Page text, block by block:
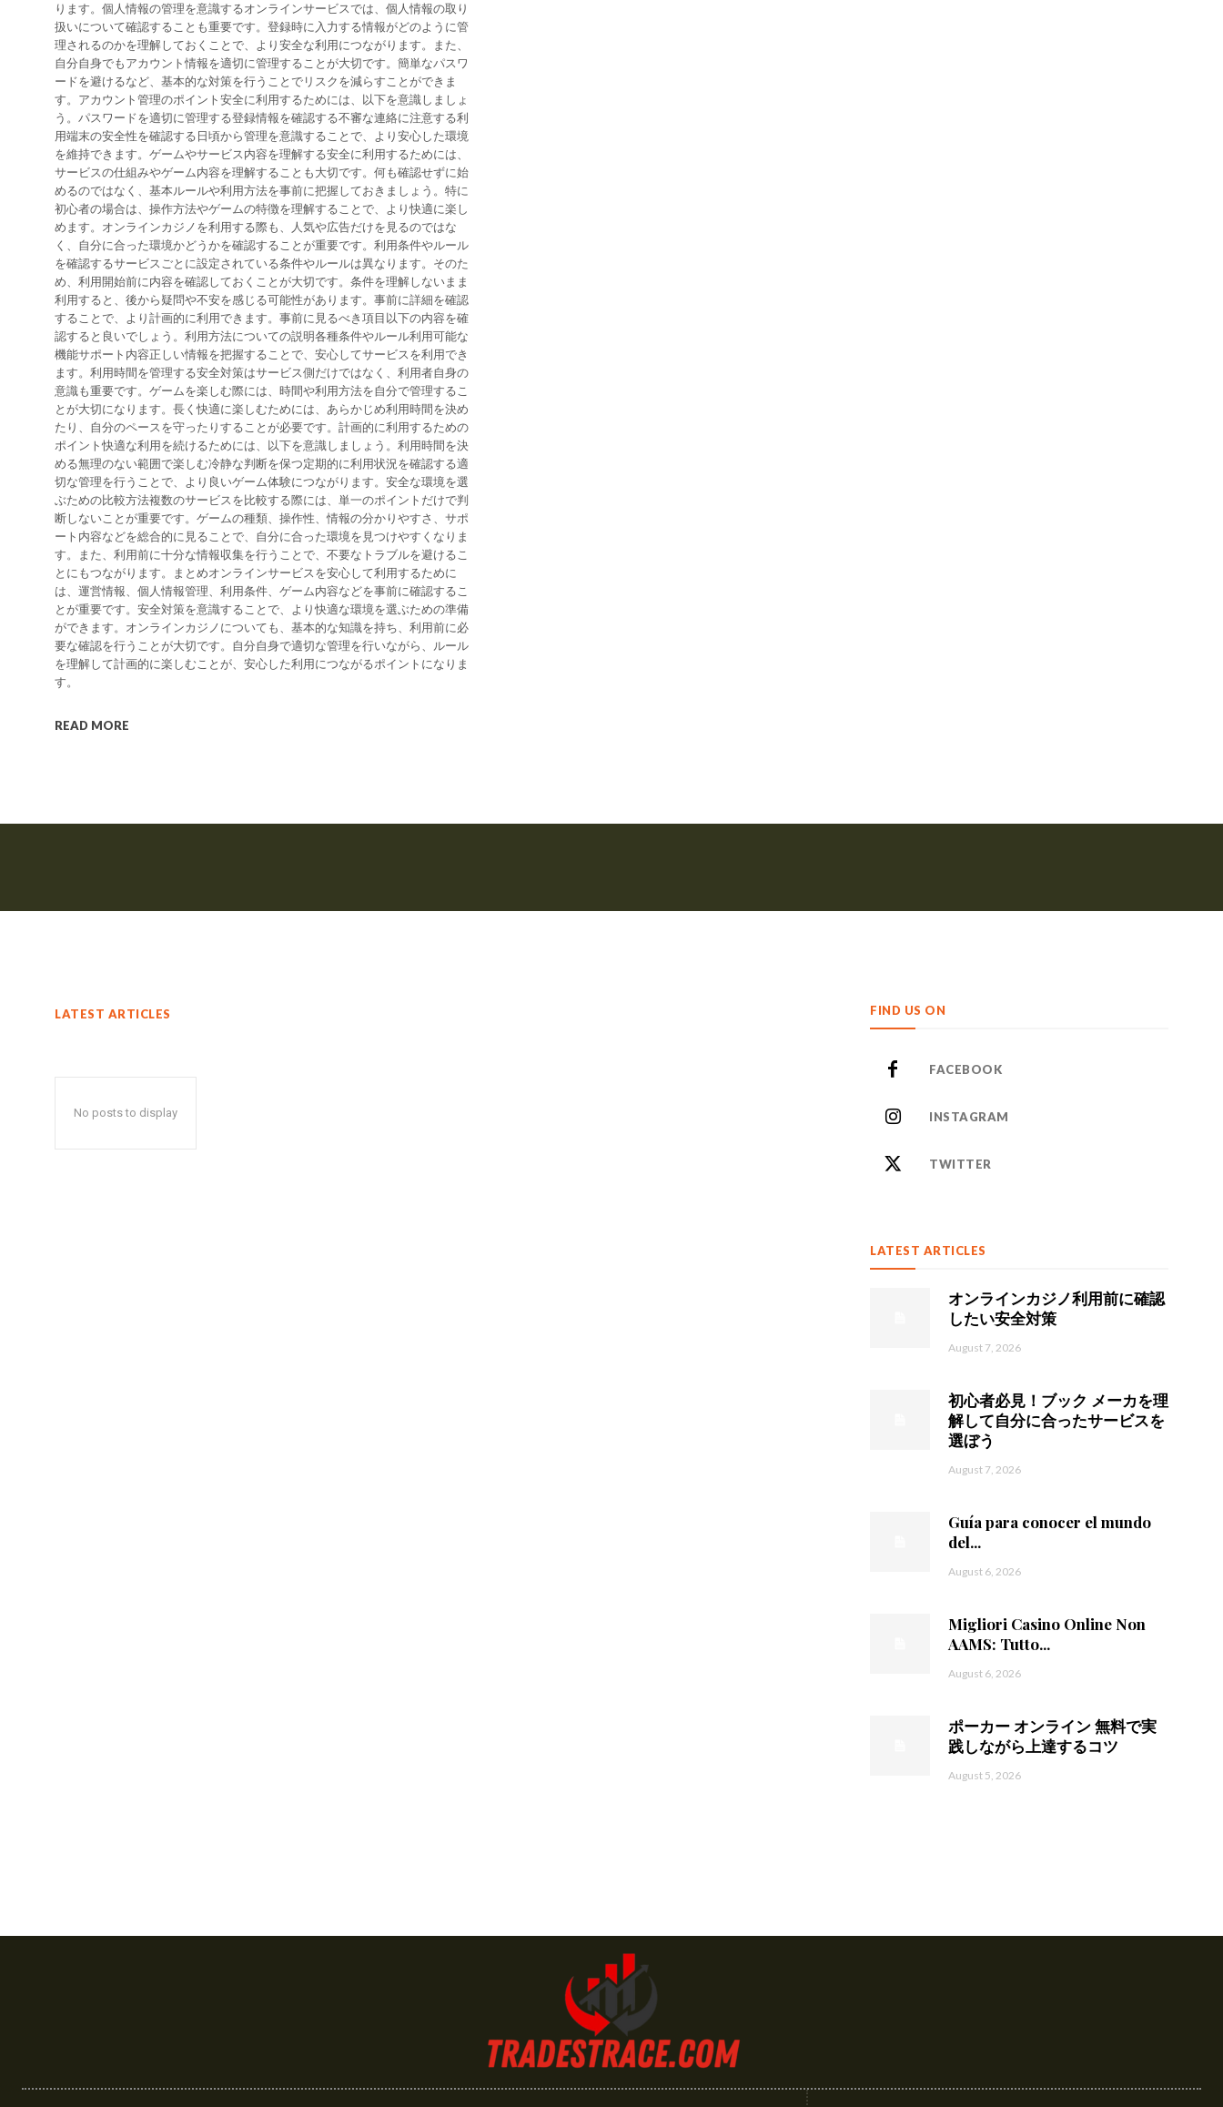
ります。個人情報の管理を意識するオンラインサービスでは、個人情報の取り
扱いについて確認することも重要です。登録時に入力する情報がどのように管
理されるのかを理解しておくことで、より安全な利用につながります。また、
自分自身でもアカウント情報を適切に管理することが大切です。簡単なパスワ
ードを避けるなど、基本的な対策を行うことでリスクを減らすことができま
す。アカウント管理のポイント安全に利用するためには、以下を意識しましょ
う。パスワードを適切に管理する登録情報を確認する不審な連絡に注意する利
用端末の安全性を確認する日頃から管理を意識することで、より安心した環境
を維持できます。ゲームやサービス内容を理解する安全に利用するためには、
サービスの仕組みやゲーム内容を理解することも大切です。何も確認せずに始
めるのではなく、基本ルールや利用方法を事前に把握しておきましょう。特に
初心者の場合は、操作方法やゲームの特徴を理解することで、より快適に楽し
めます。オンラインカジノを利用する際も、人気や広告だけを見るのではな
く、自分に合った環境かどうかを確認することが重要です。利用条件やルール
を確認するサービスごとに設定されている条件やルールは異なります。そのた
め、利用開始前に内容を確認しておくことが大切です。条件を理解しないまま
利用すると、後から疑問や不安を感じる可能性があります。事前に詳細を確認
することで、より計画的に利用できます。事前に見るべき項目以下の内容を確
認すると良いでしょう。利用方法についての説明各種条件やルール利用可能な
機能サポート内容正しい情報を把握することで、安心してサービスを利用でき
ます。利用時間を管理する安全対策はサービス側だけではなく、利用者自身の
意識も重要です。ゲームを楽しむ際には、時間や利用方法を自分で管理するこ
とが大切になります。長く快適に楽しむためには、あらかじめ利用時間を決め
たり、自分のペースを守ったりすることが必要です。計画的に利用するための
ポイント快適な利用を続けるためには、以下を意識しましょう。利用時間を決
める無理のない範囲で楽しむ冷静な判断を保つ定期的に利用状況を確認する適
切な管理を行うことで、より良いゲーム体験につながります。安全な環境を選
ぶための比較方法複数のサービスを比較する際には、単一のポイントだけで判
断しないことが重要です。ゲームの種類、操作性、情報の分かりやすさ、サポ
ート内容などを総合的に見ることで、自分に合った環境を見つけやすくなりま
す。また、利用前に十分な情報収集を行うことで、不要なトラブルを避けるこ
とにもつながります。まとめオンラインサービスを安心して利用するために
は、運営情報、個人情報管理、利用条件、ゲーム内容などを事前に確認するこ
とが重要です。安全対策を意識することで、より快適な環境を選ぶための準備
ができます。オンラインカジノについても、基本的な知識を持ち、利用前に必
要な確認を行うことが大切です。自分自身で適切な管理を行いながら、ルール
を理解して計画的に楽しむことが、安心した利用につながるポイントになりま
す。
READ MORE
LATEST ARTICLES
No posts to display
FIND US ON
FACEBOOK
INSTAGRAM
TWITTER
LATEST ARTICLES
オンラインカジノ利用前に確認
したい安全対策
August 7, 2026
初心者必見！ブック メーカを理
解して自分に合ったサービスを
選ぼう
August 7, 2026
Guía para conocer el mundo
del...
August 6, 2026
Migliori Casino Online Non
AAMS: Tutto...
August 6, 2026
ポーカー オンライン 無料で実
践しながら上達するコツ
August 5, 2026